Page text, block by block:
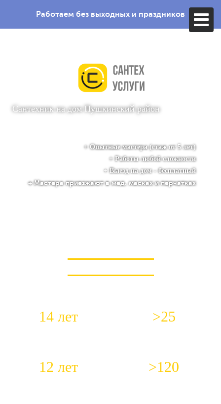
Работаем без выходных и праздников
Сантехник на домПушкинский район
+ Опытные мастера (стаж от 5 лет)
+ Работы любой сложности
+ Выезд на дом - бесплатный
+ Мастера приезжают в мед. масках и перчатках
14 лет >25
12 лет >120